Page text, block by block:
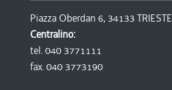
Piazza Oberdan 6, 34133 TRIESTE
Centralino:
tel. 040 3771111
fax. 040 3773190